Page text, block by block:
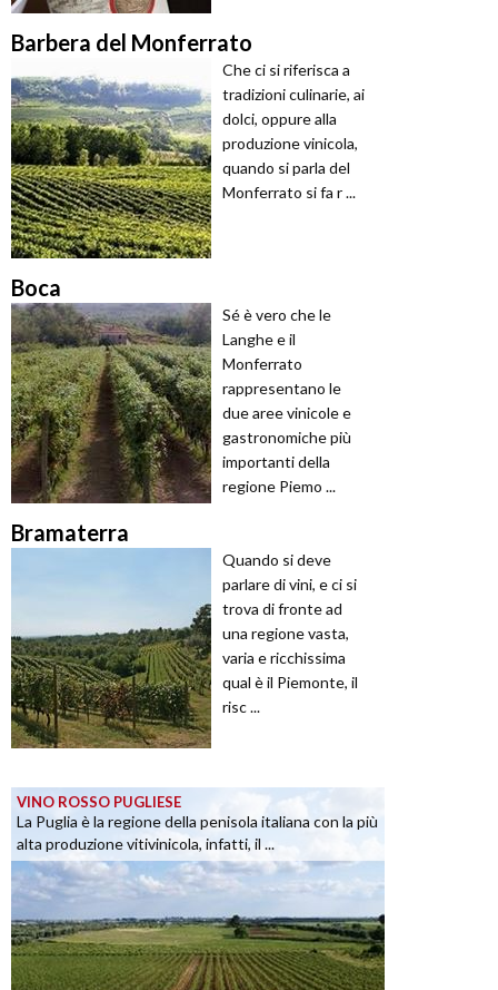
Barbera del Monferrato
Che ci si riferisca a
tradizioni culinarie, ai
dolci, oppure alla
produzione vinicola,
quando si parla del
Monferrato si fa r ...
Boca
Sé è vero che le
Langhe e il
Monferrato
rappresentano le
due aree vinicole e
gastronomiche più
importanti della
regione Piemo ...
Bramaterra
Quando si deve
parlare di vini, e ci si
trova di fronte ad
una regione vasta,
varia e ricchissima
qual è il Piemonte, il
risc ...
VINO ROSSO PUGLIESE
La Puglia è la regione della penisola italiana con la più
alta produzione vitivinicola, infatti, il ...